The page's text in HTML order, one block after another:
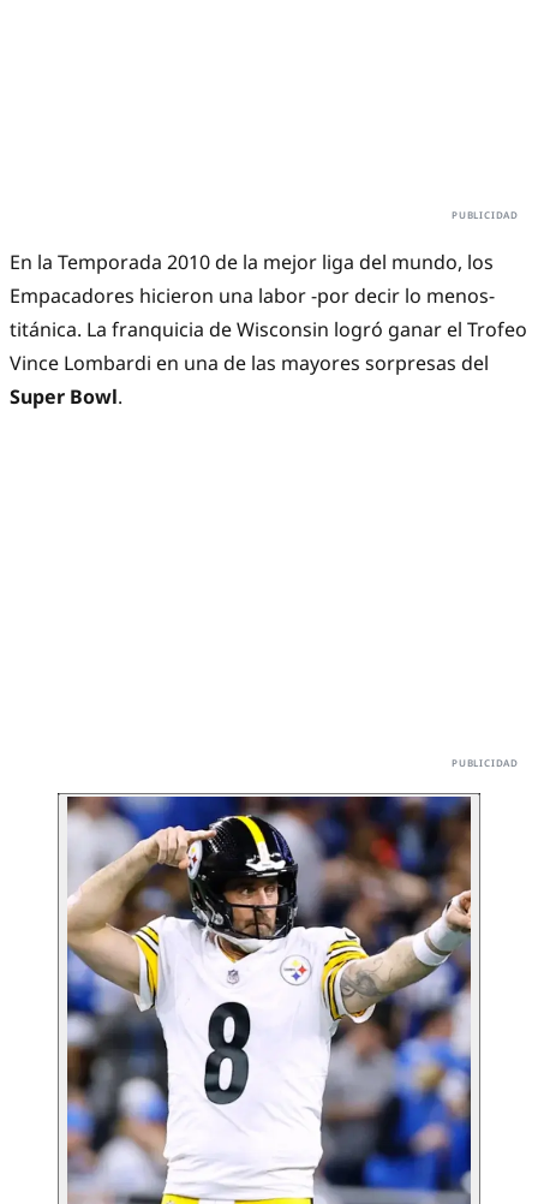
En la Temporada 2010 de la mejor liga del mundo, los
Empacadores hicieron una labor -por decir lo menos-
titánica. La franquicia de Wisconsin logró ganar el Trofeo
Vince Lombardi en una de las mayores sorpresas del
Super Bowl.